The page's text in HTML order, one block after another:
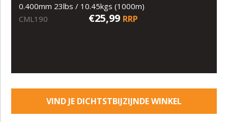
0.400mm 23lbs / 10.45kgs (1000m)
CML190
€25,99 RRP
VIND JE DICHTSTBIJZIJNDE WINKEL